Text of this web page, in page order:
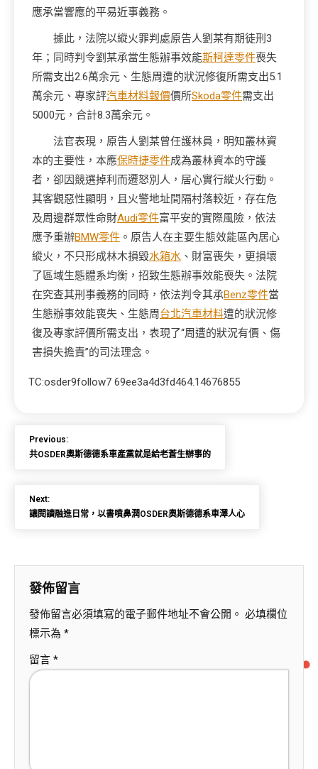
應承當響應的平易近事義務。
據此，法院以縱火罪判處原告人劉某有期徒刑3
年；同時判令劉某承當生態辦事效能斯柯達零件喪失
所需支出2.6萬余元、生態周遭的狀況修復所需支出5.1
萬余元、專家評汽車材料報價價所Skoda零件需支出
5000元，合計8.3萬余元。
法官表現，原告人劉某曾任護林員，明知叢林資
本的主要性，本應保時捷零件成為叢林資本的守護
者，卻因競選掉利而遷怒別人，居心實行縱火行動。
其客觀惡性顯明，且火警地址間隔村落較近，存在危
及周邊群眾性命財Audi零件富平安的實際風險，依法
應予重辦BMW零件 。原告人在主要生態效能區內居心
縱火，不只形成林木損毀水箱水 、財富喪失，更損壞
了區域生態體系均衡，招致生態辦事效能喪失。法院
在究查其刑事義務的同時，依法判令其承Benz零件當
生態辦事效能喪失、生態周 台北汽車材料遭的狀況修
復及專家評價所需支出，表現了“周遭的狀況有價、傷
害損失擔責”的司法理念。
TC:osder9follow7 69ee3a4d3fd464.14676855
Previous:
共OSDER奧斯德德系車產黨就是給老蒼生辦事的
Next:
讓閱讀融進日常，以書噴鼻潤OSDER奧斯德德系車澤人心
發佈留言
發佈留言必須填寫的電子郵件地址不會公開。 必填欄位
標示為 *
留言 *